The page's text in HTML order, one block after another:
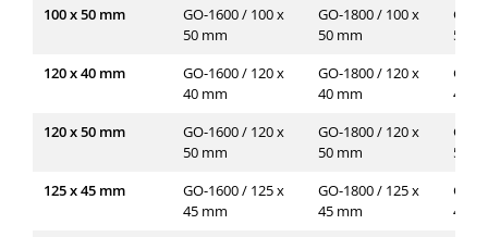
100 x 50 mm
GO-1600 / 100 x
50 mm
GO-1800 / 100 x
50 mm
GO-
50
120 x 40 mm
GO-1600 / 120 x
40 mm
GO-1800 / 120 x
40 mm
GO-
40
120 x 50 mm
GO-1600 / 120 x
50 mm
GO-1800 / 120 x
50 mm
GO-
50
125 x 45 mm
GO-1600 / 125 x
45 mm
GO-1800 / 125 x
45 mm
GO-
45